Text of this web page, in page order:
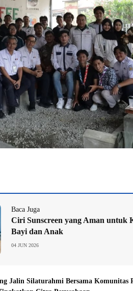
Baca Juga
Ciri Sunscreen yang Aman untuk
Bayi dan Anak
04 JUN 2026
Jalin Silaturahmi Bersama Komunitas